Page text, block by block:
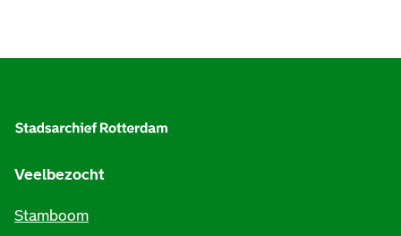
Veelbezocht
Stamboom